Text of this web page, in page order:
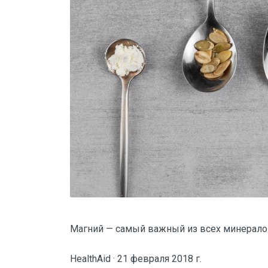
Магний — самый важный из всех
HealthAid · 21 февраля 2018 г.